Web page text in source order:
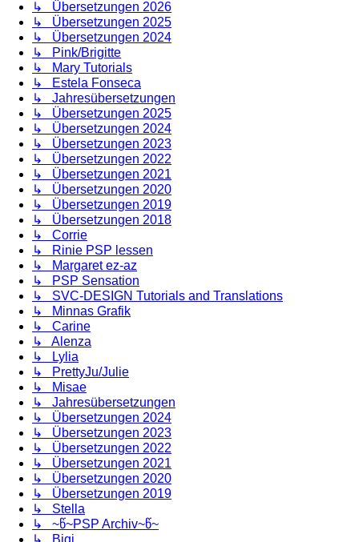
↳ Übersetzungen 2026
↳ Übersetzungen 2025
↳ Übersetzungen 2024
↳ Pink/Brigitte
↳ Mary Tutorials
↳ Estela Fonseca
↳ Jahresübersetzungen
↳ Übersetzungen 2025
↳ Übersetzungen 2024
↳ Übersetzungen 2023
↳ Übersetzungen 2022
↳ Übersetzungen 2021
↳ Übersetzungen 2020
↳ Übersetzungen 2019
↳ Übersetzungen 2018
↳ Corrie
↳ Rinie PSP lessen
↳ Margaret ez-az
↳ PSP Sensation
↳ SVC-DESIGN Tutorials and Translations
↳ Minnas Grafik
↳ Carine
↳ Alenza
↳ Lylia
↳ PrettyJu/Julie
↳ Misae
↳ Jahresübersetzungen
↳ Übersetzungen 2024
↳ Übersetzungen 2023
↳ Übersetzungen 2022
↳ Übersetzungen 2021
↳ Übersetzungen 2020
↳ Übersetzungen 2019
↳ Stella
↳ ~წ~PSP Archiv~წ~
↳ Bigi